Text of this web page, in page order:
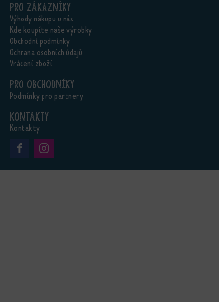
Pro zákazníky
Výhody nákupu u nás
Kde koupíte naše výrobky
Obchodní podmínky
Ochrana osobních údajů
Vrácení zboží
Pro obchodníky
Podmínky pro partnery
Kontakty
Kontakty